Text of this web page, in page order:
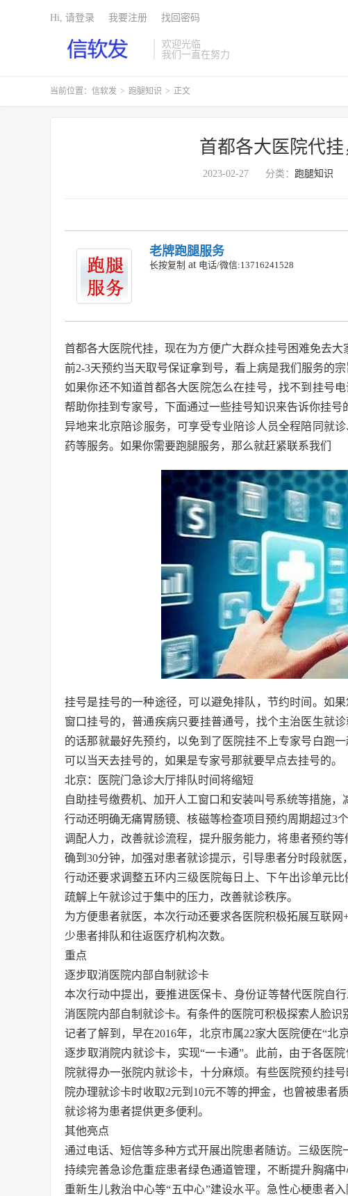
欢迎光临
我们一直在努力
Hi, 请登录 我要注册 找回密码
当前位置： 信软发 > 跑腿知识 > 正文
首都各大医院代
2023-02-27 分类： 跑腿知识
老牌跑腿服务
长按复制 at 电话/微信:13716241528
首都各大医院代挂，现在为方便广大群众挂号困难免去
前2-3天预约当天取号保证拿到号，看上病是我们服务的
如果你还不知道首都各大医院怎么在挂号，找不到挂号
帮助你挂到专家号，下面通过一些挂号知识来告诉你挂号
异地来北京陪诊服务，可享受专业陪诊人员全程陪同就
药等服务。如果你需要跑腿服务，那么就赶紧联系我们
挂号是挂号的一种途径，可以避免排队，节约时间。如
窗口挂号的，普通疾病只要挂普通号，找个主治医生就
的话那就最好先预约，以免到了医院挂不上专家号白跑
可以当天去挂号的，如果是专家号那就要早点去挂号的。
北京：医院门急诊大厅排队时间将缩短
自助挂号缴费机、加开人工窗口和安装叫号系统等措施，
行动还明确无痛胃肠镜、核磁等检查项目预约周期超过3
调配人力，改善就诊流程，提升服务能力，将患者预约
确到30分钟，加强对患者就诊提示，引导患者分时段就医
行动还要求调整五环内三级医院每日上、下午出诊单元比
疏解上午就诊过于集中的压力，改善就诊秩序。
为方便患者就医，本次行动还要求各医院积极拓展互联
少患者排队和往返医疗机构次数。
重点
逐步取消医院内部自制就诊卡
本次行动中提出，要推进医保卡、身份证等替代医院自
消医院内部自制就诊卡。有条件的医院可积极探索人脸识
记者了解到，早在2016年，北京市属22家大医院便在“北
逐步取消院内就诊卡，实现“一卡通”。此前，由于各医
院就得办一张院内就诊卡，十分麻烦。有些医院预约挂
院办理就诊卡时收取2元到10元不等的押金，也曾被患者
就诊将为患者提供更多便利。
其他亮点
通过电话、短信等多种方式开展出院患者随访。三级医院
持续完善急诊危重症患者绿色通道管理，不断提升胸痛
重新生儿救治中心等“五中心”建设水平。急性心梗患者